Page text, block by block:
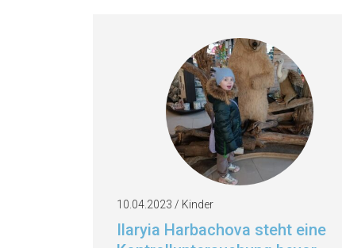
10.04.2023 / Kinder
Ilaryia Harbachova steht eine